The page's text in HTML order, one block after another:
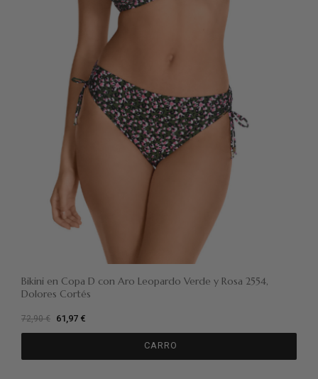
Bikini en Copa D con Aro Leopardo Verde y Rosa 2554,
Dolores Cortés
72,90 € 61,97 €
CARRO